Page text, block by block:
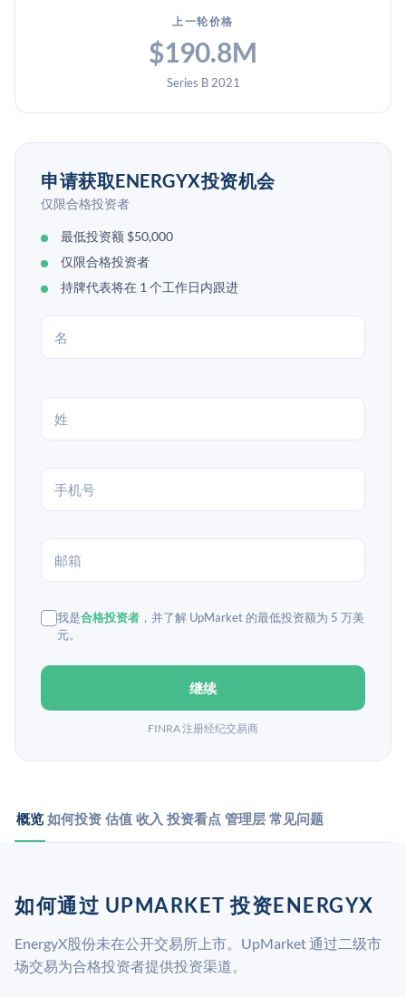
上一轮价格
$190.8M
Series B 2021
申请获取ENERGYX投资机会
仅限合格投资者
最低投资额 $50,000
仅限合格投资者
持牌代表将在 1 个工作日内跟进
我是合格投资者 ，并了解 UpMarket 的最低投资额为 5 万美
元。
继续
FINRA 注册经纪交易商
概览 如何投资 估值 收入 投资看点 管理层 常见问题
如何通过 UPMARKET 投资ENERGYX
EnergyX股份未在公开交易所上市。UpMarket 通过二级市
场交易为合格投资者提供投资渠道。